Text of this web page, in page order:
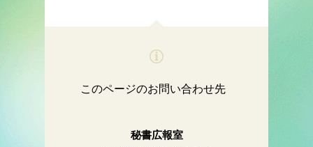
このページのお問い合わせ先
秘書広報室